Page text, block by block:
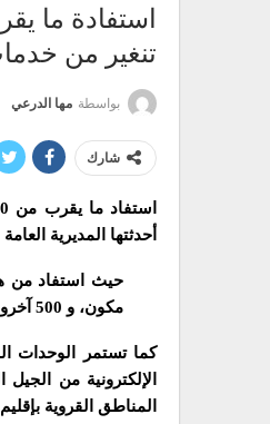
تنغير من
بواسطة مها الدرعي
شارك
أحدثتها المديرية
مكون، و 500 آخرون على مستوى قلعة مكونة و قيادة خميس دادس.
كما تستمر الوحدات
الإلكترونية من
المناطق القروية